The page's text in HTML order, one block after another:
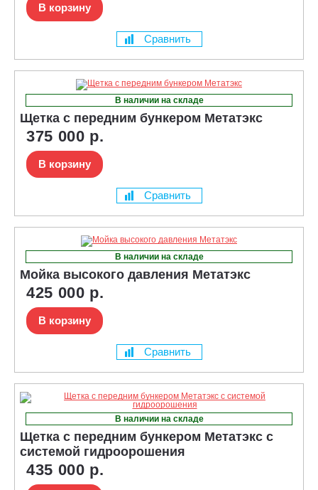
В корзину
Сравнить
В наличии на складе
Щетка с передним бункером Метатэкс
375 000 р.
В корзину
Сравнить
В наличии на складе
Мойка высокого давления Метатэкс
425 000 р.
В корзину
Сравнить
В наличии на складе
Щетка с передним бункером Метатэкс с
системой гидроорошения
435 000 р.